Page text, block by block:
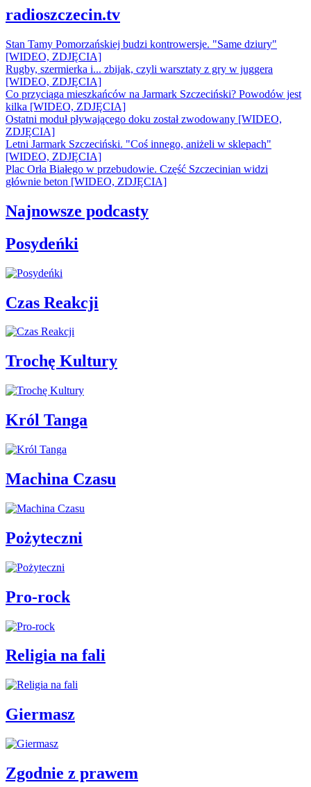
radioszczecin.tv
Stan Tamy Pomorzańskiej budzi kontrowersje. "Same dziury"
[WIDEO, ZDJĘCIA]
Rugby, szermierka i... zbijak, czyli warsztaty z gry w juggera
[WIDEO, ZDJĘCIA]
Co przyciąga mieszkańców na Jarmark Szczeciński? Powodów jest
kilka [WIDEO, ZDJĘCIA]
Ostatni moduł pływającego doku został zwodowany [WIDEO,
ZDJĘCIA]
Letni Jarmark Szczeciński. "Coś innego, aniżeli w sklepach"
[WIDEO, ZDJĘCIA]
Plac Orła Białego w przebudowie. Część Szczecinian widzi
głównie beton [WIDEO, ZDJĘCIA]
Najnowsze podcasty
Posydeńki
Czas Reakcji
Trochę Kultury
Król Tanga
Machina Czasu
Pożyteczni
Pro-rock
Religia na fali
Giermasz
Zgodnie z prawem